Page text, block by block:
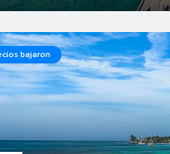
bajaron